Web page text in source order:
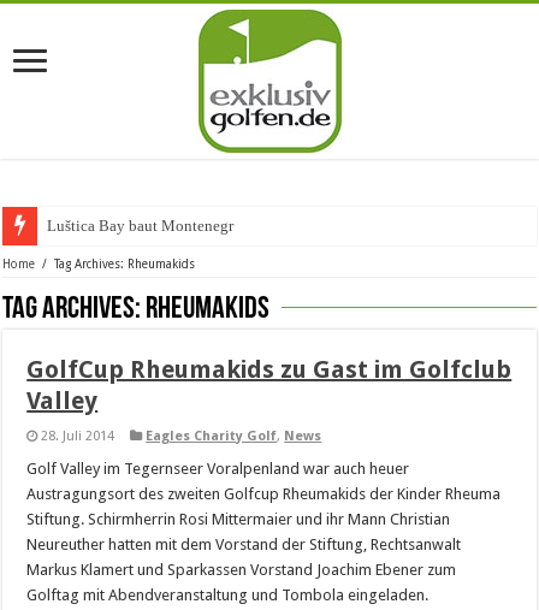
Luštica Bay baut Montenegros e
Home / Tag Archives: Rheumakids
Tag Archives: Rheumakids
GolfCup Rheumakids zu Gast im Golfclub
Valley
28. Juli 2014 Eagles Charity Golf, News
Golf Valley im Tegernseer Voralpenland war auch heuer
Austragungsort des zweiten Golfcup Rheumakids der Kinder Rheuma
Stiftung. Schirmherrin Rosi Mittermaier und ihr Mann Christian
Neureuther hatten mit dem Vorstand der Stiftung, Rechtsanwalt
Markus Klamert und Sparkassen Vorstand Joachim Ebener zum
Golftag mit Abendveranstaltung und Tombola eingeladen.